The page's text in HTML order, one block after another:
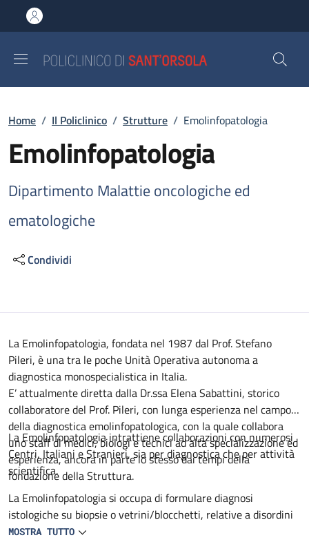
al contenuto principale
to footer content
Briciole di pane
Home / Il Policlinico / Strutture / Emolinfopatologia
Emolinfopatologia
Dipartimento Malattie oncologiche ed
ematologiche
Condividi
Descrizione
La Emolinfopatologia, fondata nel 1987 dal Prof. Stefano
Pileri, è una tra le poche Unità Operativa autonoma a
diagnostica monospecialistica in Italia.
E’ attualmente diretta dalla Dr.ssa Elena Sabattini, storico
collaboratore del Prof. Pileri, con lunga esperienza nel campo
della diagnostica emolinfopatologica, con la quale collabora
uno staff di medici, biologi e tecnici ad alta specializzazione ed
esperienza, ancora in parte lo stesso dai tempi della
fondazione della Struttura.
La Emolinfopatologia intrattiene collaborazioni con numerosi
Centri, Italiani e Stranieri, sia per diagnostica che per attività
scientifica.
La Emolinfopatologia si occupa di formulare diagnosi
istologiche su biopsie o vetrini/blocchetti, relative a disordini
o patologie del sistema emopoietico, linfoide, mieloide o
MOSTRA TUTTO